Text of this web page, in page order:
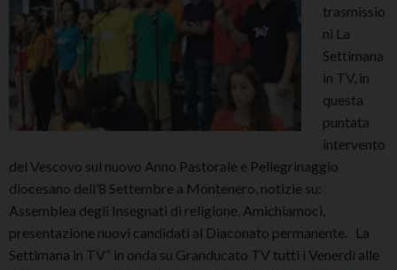
trasmissio
ni La
Settimana
in TV, in
questa
puntata
intervento
del Vescovo sul nuovo Anno Pastorale e Pellegrinaggio
diocesano dell’8 Settembre a Montenero, notizie su:
Assemblea degli Insegnati di religione, Amichiamoci,
presentazione nuovi candidati al Diaconato permanente. La
Settimana in TV” in onda su Granducato TV tutti i Venerdì alle